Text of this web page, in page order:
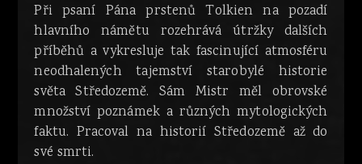
Při psaní Pána prstenů Tolkien na pozadí
hlavního námětu rozehrává útržky dalších
příběhů a vykresluje tak fascinující atmosféru
neodhalených tajemství starobylé historie
světa Středozemě. Sám Mistr měl obrovské
množství poznámek a různých mytologických
faktu. Pracoval na historií Středozemě až do
své smrti.